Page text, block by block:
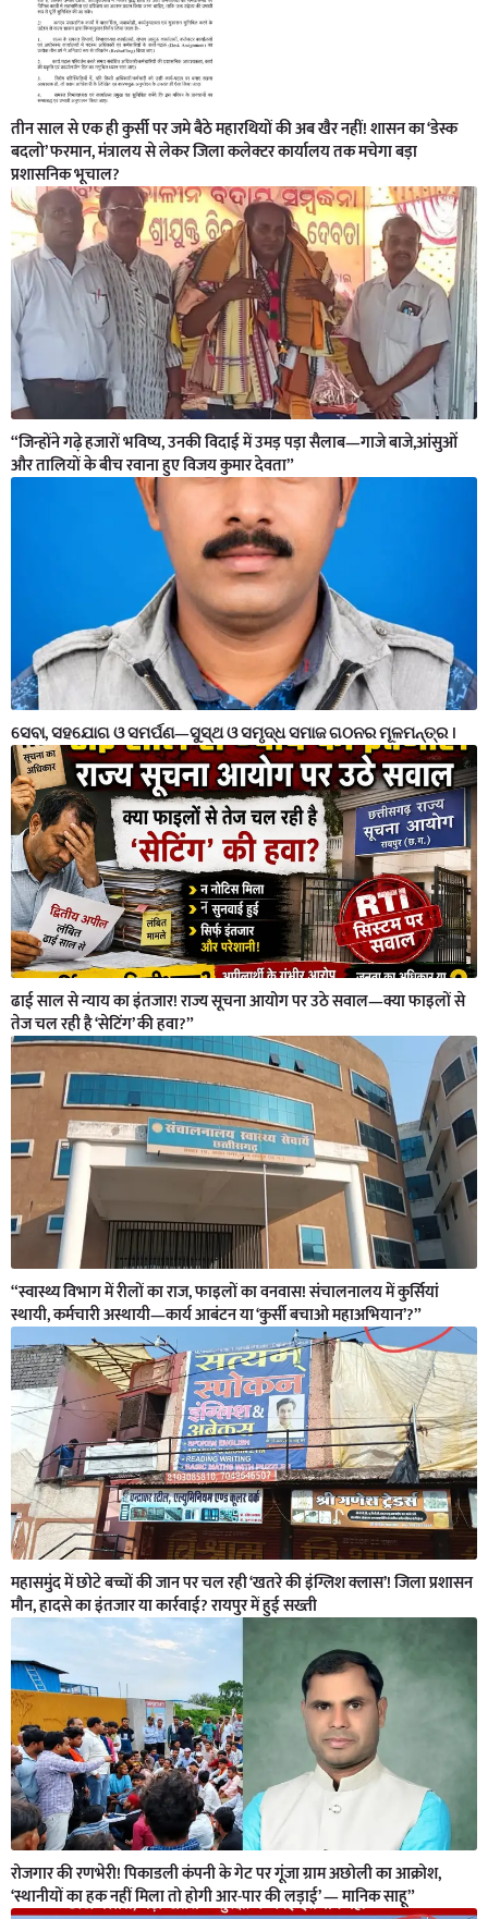
तीन साल से एक ही कुर्सी पर जमे बैठे महारथियों की अब खैर नहीं! शासन का ‘डेस्क
बदलो’ फरमान, मंत्रालय से लेकर जिला कलेक्टर कार्यालय तक मचेगा बड़ा
प्रशासनिक भूचाल?
“जिन्होंने गढ़े हजारों भविष्य, उनकी विदाई में उमड़ पड़ा सैलाब—गाजे बाजे,आंसुओं
और तालियों के बीच रवाना हुए विजय कुमार देवता”
ସେବା, ସହଯୋଗ ଓ ସମର୍ପଣ—ସୁସ୍ଥ ଓ ସମୃଦ୍ଧ ସମାଜ ଗଠନର ମୂଳମନ୍ତ୍ର ।
ढाई साल से न्याय का इंतजार! राज्य सूचना आयोग पर उठे सवाल—क्या फाइलों से
तेज चल रही है ‘सेटिंग’ की हवा?”
“स्वास्थ्य विभाग में रीलों का राज, फाइलों का वनवास! संचालनालय में कुर्सियां
स्थायी, कर्मचारी अस्थायी—कार्य आबंटन या ‘कुर्सी बचाओ महाअभियान’?”
महासमुंद में छोटे बच्चों की जान पर चल रही ‘खतरे की इंग्लिश क्लास’! जिला प्रशासन
मौन, हादसे का इंतजार या कार्रवाई? रायपुर में हुई सख्ती
रोजगार की रणभेरी! पिकाडली कंपनी के गेट पर गूंजा ग्राम अछोली का आक्रोश,
‘स्थानीयों का हक नहीं मिला तो होगी आर-पार की लड़ाई’ — मानिक साहू”